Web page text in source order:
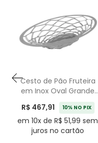
Cesto de Pão Fruteira
em Inox Oval Grande
Diamante Riva - 33cm
R$ 467,91 10% NO PIX
em 10x de R$ 51,99 sem
juros no cartão